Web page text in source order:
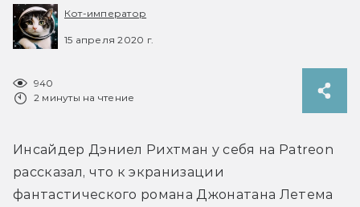
Кот-император
15 апреля 2020 г.
940
2 минуты на чтение
Инсайдер Дэниел Рихтман у себя на Patreon
рассказал, что к экранизации
фантастического романа Джонатана Летема